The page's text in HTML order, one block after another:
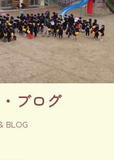
ブログ
BLOG